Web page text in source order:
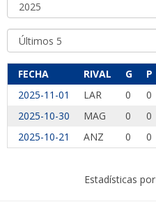
FECHA RIVAL G P
2025-11-01
LAR 0 0
2025-10-30
MAG 0 0
2025-10-21
ANZ 0 0
Estadísticas por